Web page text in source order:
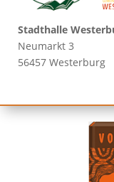
Stadthalle
Neumarkt 3
56457 Westerburg